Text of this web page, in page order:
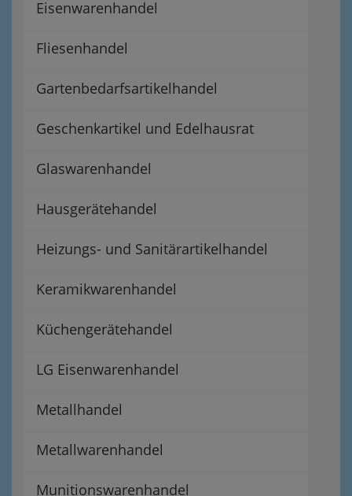
Eisenwarenhandel
Fliesenhandel
Gartenbedarfsartikelhandel
Geschenkartikel und Edelhausrat
Glaswarenhandel
Hausgerätehandel
Heizungs- und Sanitärartikelhandel
Keramikwarenhandel
Küchengerätehandel
LG Eisenwarenhandel
Metallhandel
Metallwarenhandel
Munitionswarenhandel